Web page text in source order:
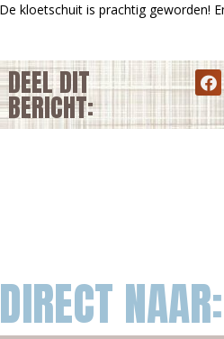
De kloetschuit is prachtig geworden!
DEEL DIT
BERICHT:
DIRECT NAAR: